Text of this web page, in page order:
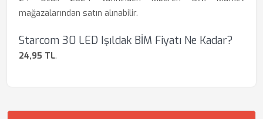
mağazalarından satın alınabilir.
Starcom 30 LED Işıldak BİM Fiyatı Ne Kadar?
24,95 TL.